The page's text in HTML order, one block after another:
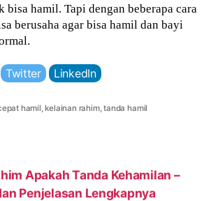
hamil. Tapi dengan beberapa cara
berusaha agar bisa hamil dan bayi
Twitter LinkedIn
hamil, kelainan rahim,tanda hamil
Apakah Tanda Kehamilan –
Penjelasan Lengkapnya